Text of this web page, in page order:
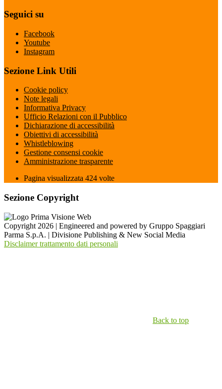
Seguici su
Facebook
Youtube
Instagram
Sezione Link Utili
Cookie policy
Note legali
Informativa Privacy
Ufficio Relazioni con il Pubblico
Dichiarazione di accessibilità
Obiettivi di accessibilità
Whistleblowing
Gestione consensi cookie
Amministrazione trasparente
Pagina visualizzata 424 volte
Sezione Copyright
Copyright 2026 | Engineered and powered by Gruppo Spaggiari
Parma S.p.A. | Divisione Publishing & New Social Media
Disclaimer trattamento dati personali
Back to top